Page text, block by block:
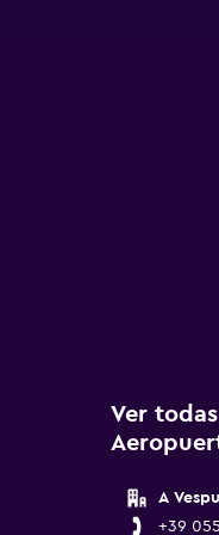
Ver
A
+39